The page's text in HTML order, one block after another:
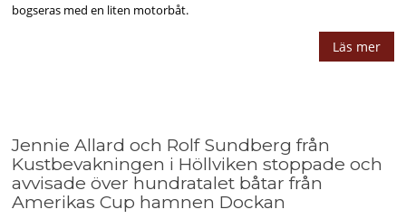
bogseras med en liten motorbåt.
Läs mer
Jennie Allard och Rolf Sundberg från
Kustbevakningen i Höllviken stoppade och
avvisade över hundratalet båtar från
Amerikas Cup hamnen Dockan